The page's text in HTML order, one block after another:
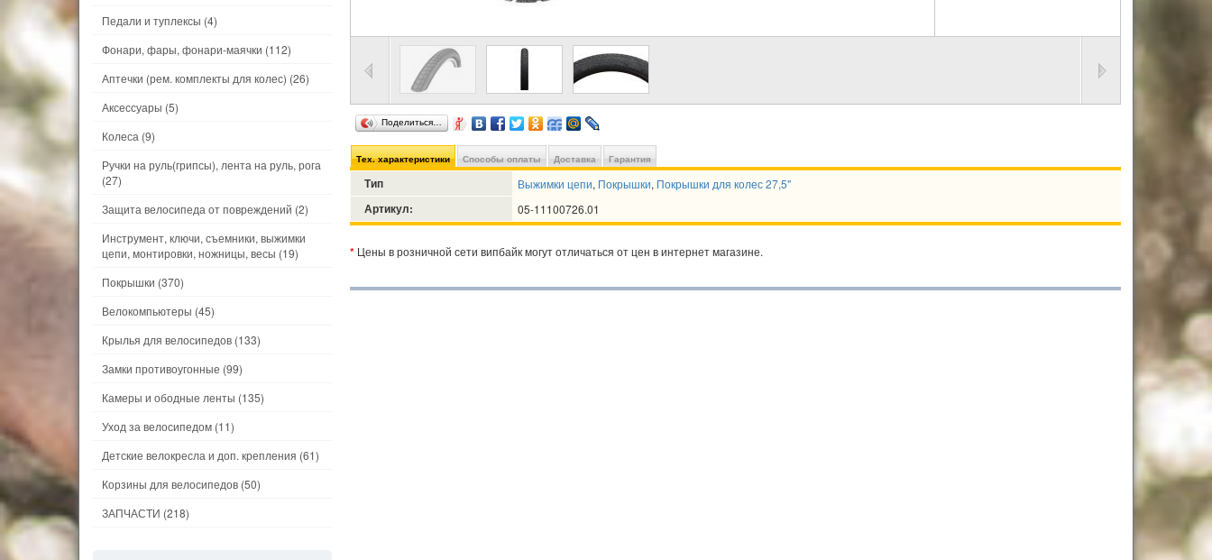
Поделиться…
Тех. характеристики Способы оплаты Доставка Гарантия
Тип Выжимки цепи, Покрышки, Покрышки для колес 27,5"
Артикул: 05-11100726.01
* Цены в розничной сети випбайк могут отличаться от цен в интернет магазине.
Педали и туплексы (4)
Фонари, фары, фонари-маячки (112)
Аптечки (рем. комплекты для колес) (26)
Аксессуары (5)
Колеса (9)
Ручки на руль(грипсы), лента на руль, рога
(27)
Защита велосипеда от повреждений (2)
Инструмент, ключи, съемники, выжимки
цепи, монтировки, ножницы, весы (19)
Покрышки (370)
Велокомпьютеры (45)
Крылья для велосипедов (133)
Замки противоугонные (99)
Камеры и ободные ленты (135)
Уход за велосипедом (11)
Детские велокресла и доп. крепления (61)
Корзины для велосипедов (50)
ЗАПЧАСТИ (218)